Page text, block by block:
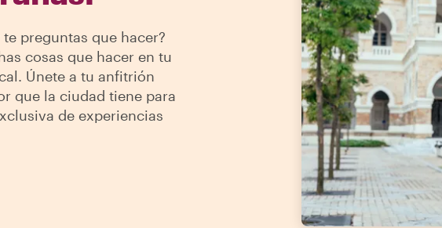
preguntas que hacer?
cosas que hacer en tu
Únete a tu anfitrión
que la ciudad tiene para
de experiencias